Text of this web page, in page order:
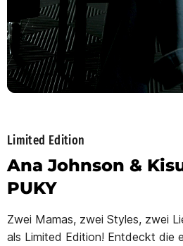
Limited Edition
Ana Johnson &
PUKY
Zwei Mamas, zwei Styles, zwei
als Limited Edition! Entdeckt die